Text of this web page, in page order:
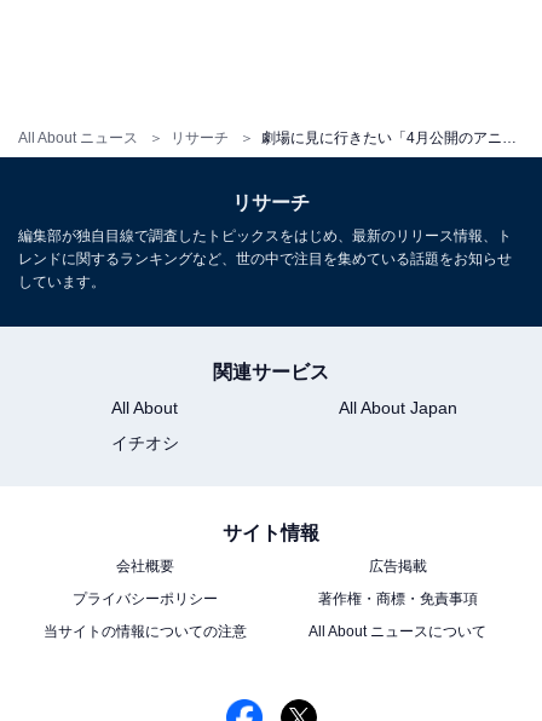
All About ニュース リサーチ
次ページ 5位までのランキング結果を見る
こちらもおすすめ
リサーチ
編集部が独自目線で調査したトピックスをはじめ、最新のリリース情報、ト
レンドに関するランキングなど、世の中で注目を集めている話題をお知らせ
しています。
関連サービス
All About
All About Japan
イチオシ
サイト情報
会社概要
広告掲載
プライバシーポリシー
著作権・商標・免責事項
当サイトの情報についての注意
All About ニュースについて